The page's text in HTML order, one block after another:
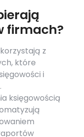
firmach?
z
które
i
księgowością